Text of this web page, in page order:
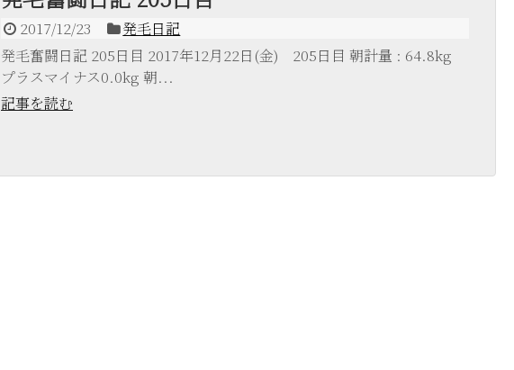
2017/12/23
発毛日記
発毛奮闘日記 205日目 2017年12月22日(金) 205日目 朝計量 : 64.8kg
プラスマイナス0.0kg 朝...
記事を読む